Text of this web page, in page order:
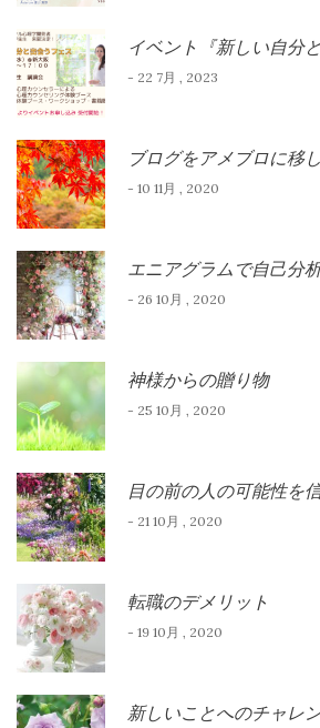
イベント『新しい自分
- 22 7月 , 2023
ブログをアメブロに移
- 10 11月 , 2020
エニアグラムで自己分
- 26 10月 , 2020
神様からの贈り物
- 25 10月 , 2020
目の前の人の可能性を
- 21 10月 , 2020
転職のデメリット
- 19 10月 , 2020
新しいことへのチャレ